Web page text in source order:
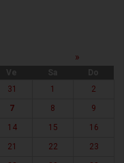
»
Ve Sa
Do
31 1
2
7 8
9
14 15
16
21 22
23